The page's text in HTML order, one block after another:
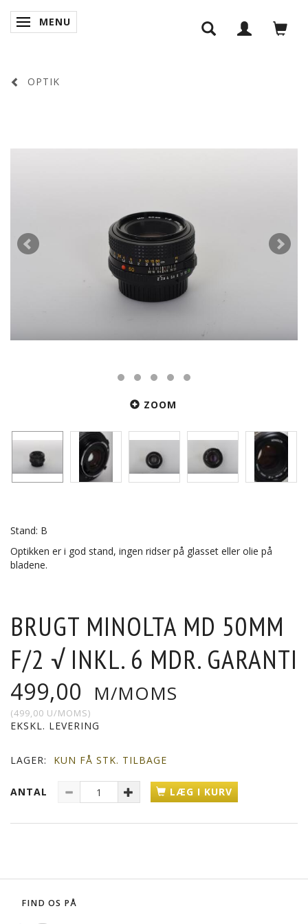
SKIFTE NAVIGATION
MENU
OPTIK
ZOOM
Stand: B
Optikken er i god stand, ingen ridser på glasset eller olie på
bladene.
BRUGT MINOLTA MD 50MM
F/2 √ INKL. 6 MDR. GARANTI
499,00 M/MOMS
(499,00 U/MOMS)
EKSKL. LEVERING
LAGER: KUN FÅ STK. TILBAGE
ANTAL LÆG I KURV
FIND OS PÅ